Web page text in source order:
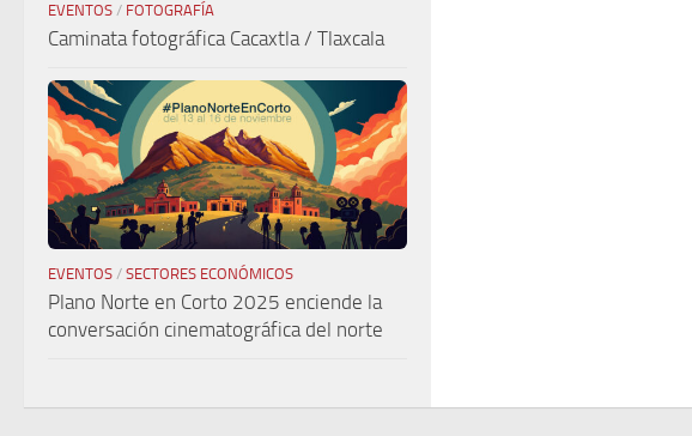
EVENTOS / FOTOGRAFÍA
Caminata fotográfica Cacaxtla / Tlaxcala
EVENTOS / SECTORES ECONÓMICOS
Plano Norte en Corto 2025 enciende la
conversación cinematográfica del norte